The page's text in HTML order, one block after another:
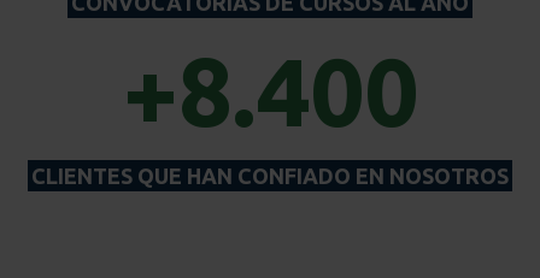
+8.400
CLIENTES QUE HAN CONFIADO EN NOSOTROS